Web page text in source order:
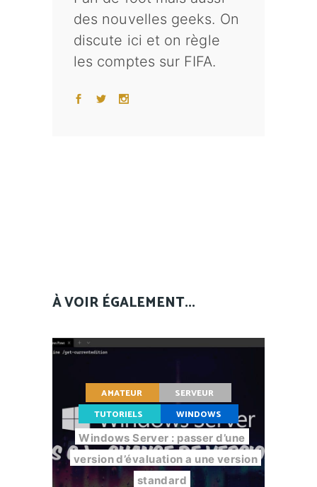
des nouvelles geeks. On
discute ici et on règle
les comptes sur FIFA.
À VOIR ÉGALEMENT...
AMATEUR
SERVEUR
TUTORIELS
WINDOWS
Windows Server : passer d’une
version d’évaluation a une version
standard